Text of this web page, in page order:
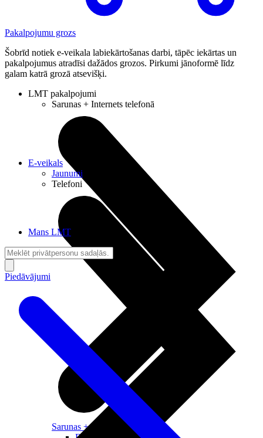
Pakalpojumu grozs
Šobrīd notiek e-veikala labiekārtošanas darbi, tāpēc iekārtas un
pakalpojumus atradīsi dažādos grozos. Pirkumi jānoformē līdz
galam katrā grozā atsevišķi.
LMT pakalpojumi
Sarunas + Internets telefonā
Sarunas + Internets
E-veikals
Jaunumi
Telefoni
Mans LMT
Piedāvājumi